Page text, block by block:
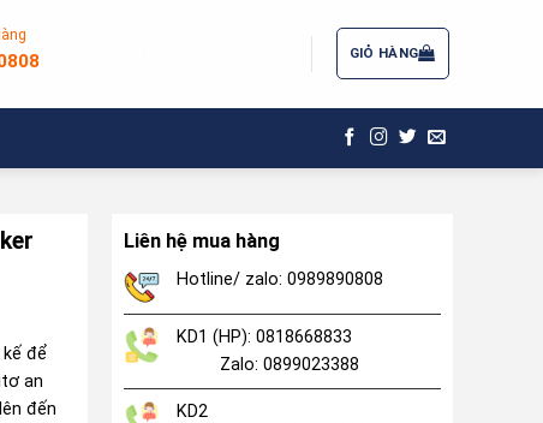
GIỎ HÀNG
để
an
đến
Liên hệ mua hàng
Hotline/ zalo: 0989890808
KD1 (HP): 0818668833
Zalo: 0899023388
KD2